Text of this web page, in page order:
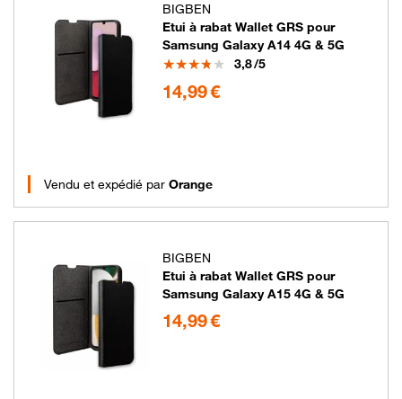
BIGBEN
Etui à rabat Wallet GRS pour
Samsung Galaxy A14 4G & 5G
Note
3,8/5
14,99 €
Vendu et expédié par Orange
BIGBEN
Etui à rabat Wallet GRS pour
Samsung Galaxy A15 4G & 5G
14,99 €